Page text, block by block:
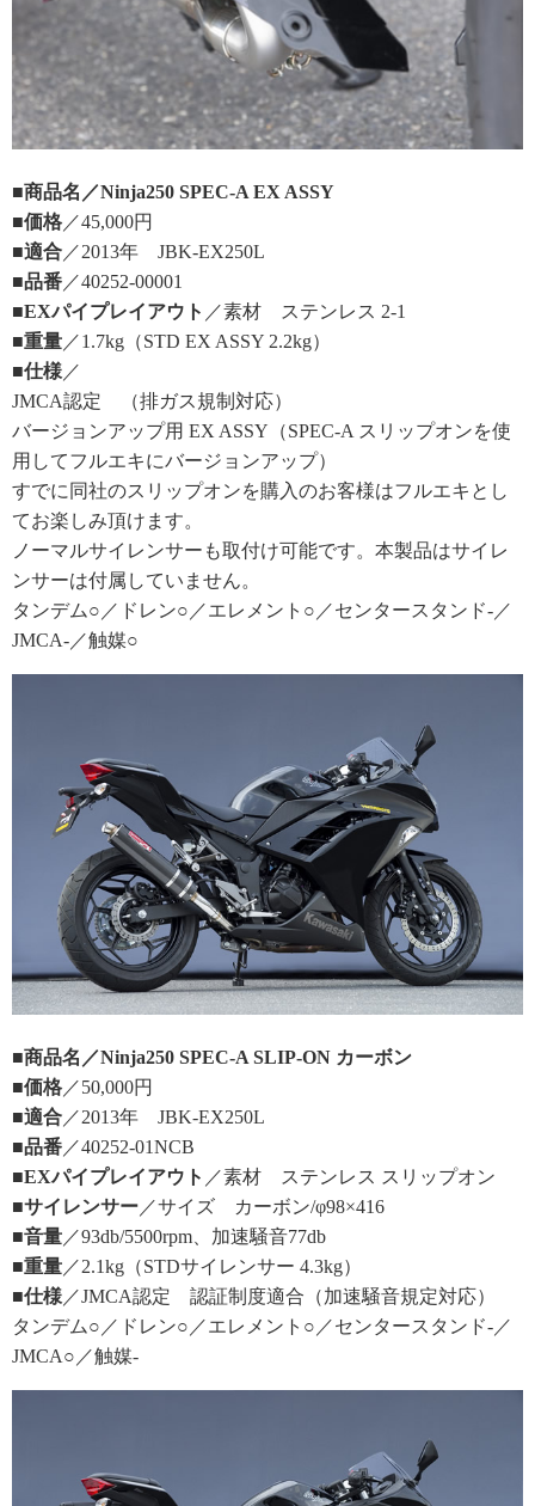
■商品名／Ninja250 SPEC-A EX ASSY
■価格 ／45,000円
■適合 ／2013年 JBK-EX250L
■品番 ／40252-00001
■EXパイプレイアウト ／素材 ステンレス 2-1
■重量 ／1.7kg（STD EX ASSY 2.2kg）
■仕様 ／
JMCA認定 （排ガス規制対応）
バージョンアップ用 EX ASSY（SPEC-A スリップオンを使
用してフルエキにバージョンアップ）
すでに同社のスリップオンを購入のお客様はフルエキとし
てお楽しみ頂けます。
ノーマルサイレンサーも取付け可能です。本製品はサイレ
ンサーは付属していません。
タンデム○／ドレン○／エレメント○／センタースタンド-／
JMCA-／触媒○
■商品名／Ninja250 SPEC-A SLIP-ON カーボン
■価格 ／50,000円
■適合 ／2013年 JBK-EX250L
■品番 ／40252-01NCB
■EXパイプレイアウト ／素材 ステンレス スリップオン
■サイレンサー ／サイズ カーボン/φ98×416
■音量 ／93db/5500rpm、加速騒音77db
■重量 ／2.1kg（STDサイレンサー 4.3kg）
■仕様 ／JMCA認定 認証制度適合（加速騒音規定対応）
タンデム○／ドレン○／エレメント○／センタースタンド-／
JMCA○／触媒-